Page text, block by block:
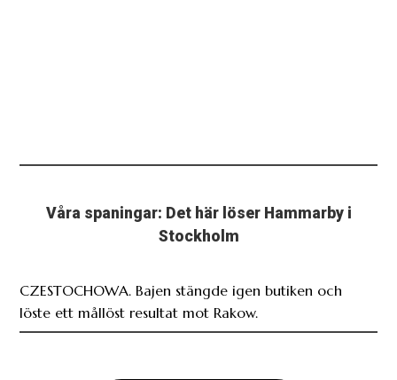
Våra spaningar: Det här löser Hammarby i
Stockholm
CZESTOCHOWA. Bajen stängde igen butiken och
löste ett mållöst resultat mot Rakow.